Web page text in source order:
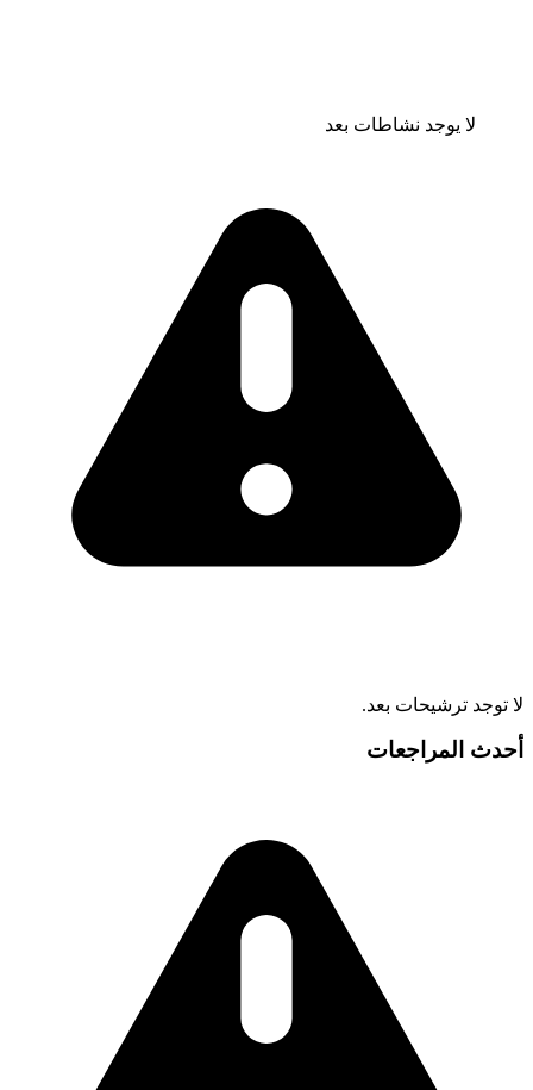
لا يوجد نشاطات بعد
لا توجد ترشيحات بعد.
أحدث المراجعات